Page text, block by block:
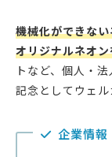
機械化ができな
オリジナルネオ
トなど、個人・
記念としてウェル
企業情報